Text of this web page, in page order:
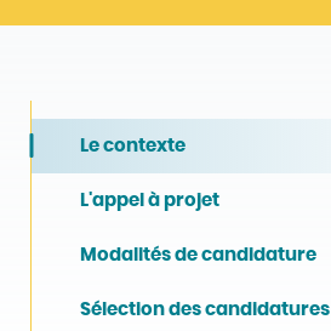
Le contexte
L'appel à projet
Modalités de candidature
Sélection des candidatures